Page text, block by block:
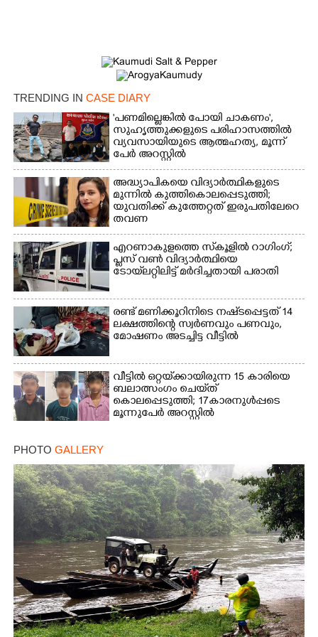
TRENDING IN CASE DIARY
'പണമില്ലെങ്കിൽ പോയി ചാകണം',
സുഹൃത്തുക്കളുടെ പരിഹാസത്തിൽ
വ്യവസായിയുടെ ആത്മഹത്യ, മൂന്ന്
പേർ അറസ്റ്റിൽ
അദ്ധ്യാപികയെ വിദ്യാർത്ഥികളുടെ
മുന്നിൽ കുത്തികൊലപ്പെടുത്തി;
യുവതിക്ക് കുത്തേറ്റത് ഇരുപതിലേറെ
തവണ
എറണാകുളത്തെ സ്‌കൂളിൽ റാഗിംഗ്;
പ്ലസ് വൺ വിദ്യാർത്ഥിയെ
ടോയ്‌ലറ്റിലിട്ട് മർദിച്ചതായി പരാതി
രണ്ട് മണിക്കൂറിനിടെ നഷ്‌ടപ്പെട്ടത് 14
ലക്ഷത്തിന്റെ സ്വർണവും പണവും,
മോഷണം അടച്ചിട്ട വീട്ടിൽ
വീട്ടിൽ ഒറ്റയ്‌ക്കായിരുന്ന 15 കാരിയെ
ബലാത്സംഗം ചെയ്‌ത്
കൊലപ്പെടുത്തി; 17കാരനുൾപ്പടെ
മൂന്നുപേർ അറസ്റ്റിൽ
PHOTO GALLERY